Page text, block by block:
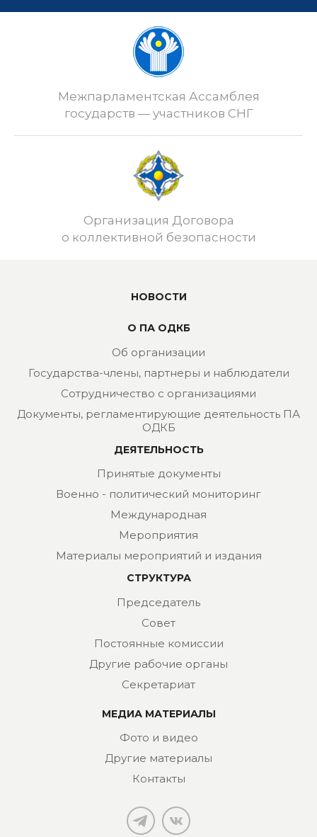
Межпарламентская Ассамблея
государств — участников СНГ
Организация Договора
о коллективной безопасности
НОВОСТИ
О ПА ОДКБ
Об организации
Государства-члены, партнеры и наблюдатели
Сотрудничество с организациями
Документы, регламентирующие деятельность ПА
ОДКБ
ДЕЯТЕЛЬНОСТЬ
Принятые документы
Военно - политический мониторинг
Международная
Мероприятия
Материалы мероприятий и издания
СТРУКТУРА
Председатель
Совет
Постоянные комиссии
Другие рабочие органы
Секретариат
МЕДИА МАТЕРИАЛЫ
Фото и видео
Другие материалы
Контакты